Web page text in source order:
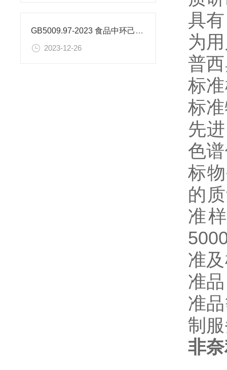
GB5009.97-2023 食品中环己基氨基磺酸盐的测定标准
2023-12-26
具
为
普
标
标
先
色
标
的
准
准
准
准
制
非